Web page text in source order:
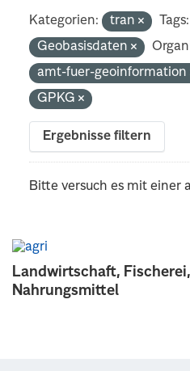
Landwirtschaft,
Nahrungsmittel
Kategorien: tran Tags:
Geobasisdaten
amt-fuer-geoinformation
GPKG
Ergebnisse filtern
Bitte versuch es mit einer